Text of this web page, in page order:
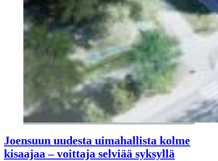
Joensuun uudesta uimahallista kolme
kisaajaa – voittaja selviää syksyllä